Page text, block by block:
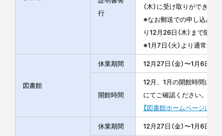
行
（木）に受け取りができま
※なお郵送での申し込みは
り12月26日（木）まで随時
※1月7日（火）より通常通り
図書館
休業期間 12月27日（金）〜1月6日（月
開館時間
12月、1月の開館時間につ
にてご確認ください。
【図書館ホームページはこ
休業期間 12月27日（金）〜1月6日（月